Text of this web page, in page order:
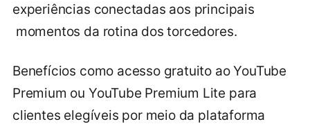
experiências conectadas aos principais
momentos da rotina dos torcedores.
Benefícios como acesso gratuito ao YouTube
Premium ou YouTube Premium Lite para
clientes elegíveis por meio da plataforma